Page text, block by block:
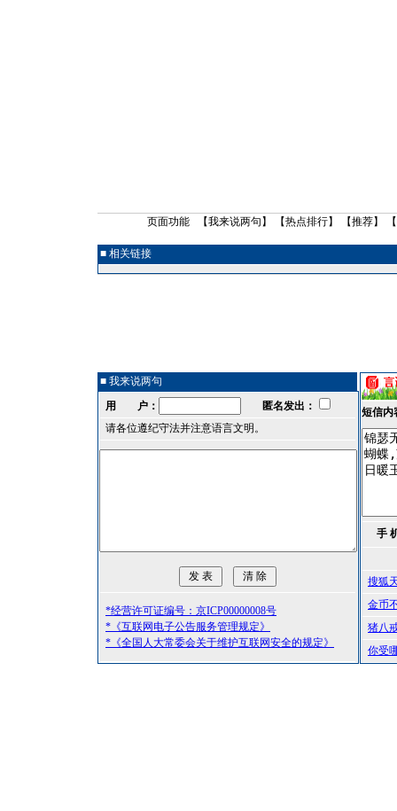
页面功能 【我来说两句 】 【热点排行】 【推荐】
■ 相关链接
■ 我来说两句
用 户：
匿名发出：
请各位遵纪守法并注意语言文明。
*经营许可证编号：京ICP00000008号
*《互联网电子公告服务管理规定》
*《全国人大常委会关于维护互联网安全的规定》
短信内
手
搜狐
金币
猪八
你受